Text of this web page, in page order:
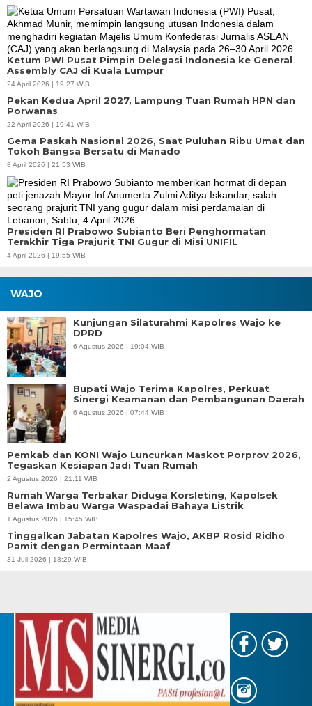
Ketum PWI Pusat Pimpin Delegasi Indonesia ke General
Assembly CAJ di Kuala Lumpur
24 April 2026 | 19:27 WIB
Pekan Kedua April 2027, Lampung Tuan Rumah HPN dan
Porwanas
22 April 2026 | 19:41 WIB
Gema Paskah Nasional 2026, Saat Puluhan Ribu Umat dan
Tokoh Bangsa Bersatu di Manado
8 April 2026 | 21:53 WIB
Presiden RI Prabowo Subianto Beri Penghormatan
Terakhir Tiga Prajurit TNI Gugur di Misi UNIFIL
4 April 2026 | 19:55 WIB
WAJO
Kunjungan Silaturahmi Kapolres Wajo ke
DPRD
6 Agustus 2026 | 19:04 WIB
Bupati Wajo Terima Kapolres, Perkuat
Sinergi Keamanan dan Pembangunan Daerah
6 Agustus 2026 | 07:44 WIB
Pemkab dan KONI Wajo Luncurkan Maskot Porprov 2026,
Tegaskan Kesiapan Jadi Tuan Rumah
2 Agustus 2026 | 21:11 WIB
Rumah Warga Terbakar Diduga Korsleting, Kapolsek
Belawa Imbau Warga Waspadai Bahaya Listrik
1 Agustus 2026 | 15:45 WIB
Tinggalkan Jabatan Kapolres Wajo, AKBP Rosid Ridho
Pamit dengan Permintaan Maaf
31 Juli 2026 | 18:29 WIB